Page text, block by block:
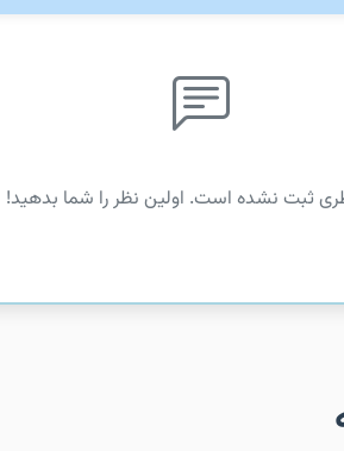
ثبت نشده است. اولین نظر را شما بدهید!